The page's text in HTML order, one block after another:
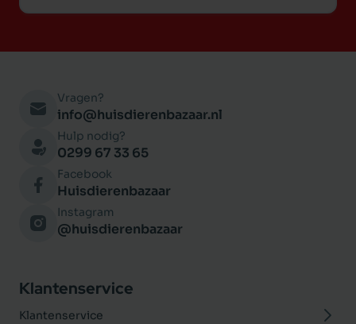
Vragen?
info@huisdierenbazaar.nl
Hulp nodig?
0299 67 33 65
Facebook
Huisdierenbazaar
Instagram
@huisdierenbazaar
Klantenservice
Klantenservice